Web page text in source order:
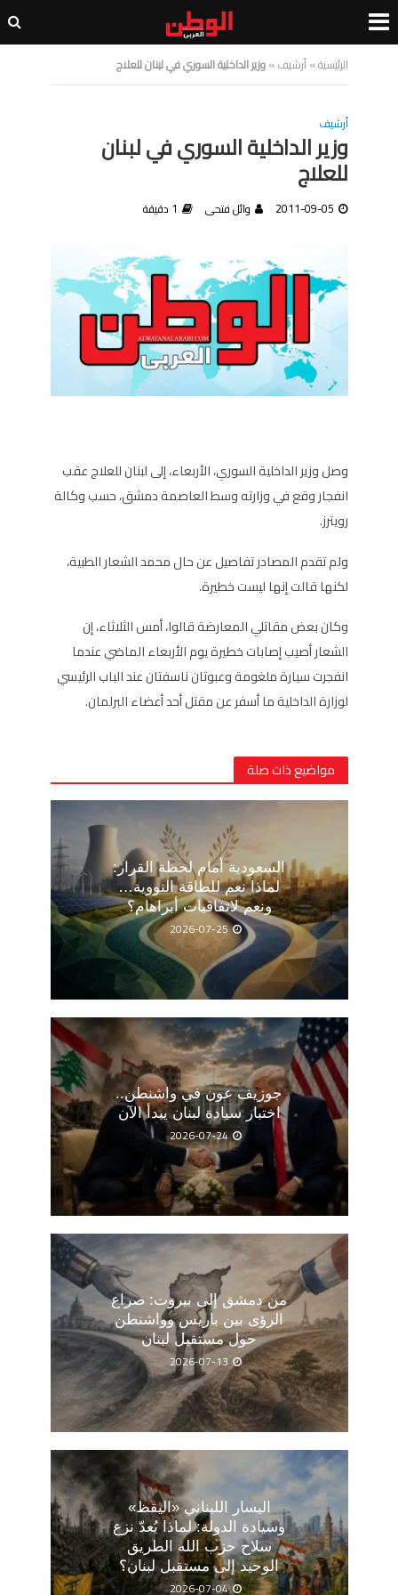
الرئيسية»أرشيف»وزير الداخلية السوري في لبنان للعلاج
أرشيف
وزير الداخلية السوري في لبنان
للعلاج
2011-09-05 وائل فتحى 1 دقيقة
وصل وزير الداخلية السوري، الأربعاء، إلى لبنان للعلاج عقب
انفجار وقع في وزارته وسط العاصمة دمشق، حسب وكالة
رويترز.
ولم تقدم المصادر تفاصيل عن حال محمد الشعار الطبية،
لكنها قالت إنها ليست خطيرة.
وكان بعض مقاتلي المعارضة قالوا، أمس الثلاثاء، إن
الشعار أصيب إصابات خطيرة يوم الأربعاء الماضي عندما
انفجرت سيارة ملغومة وعبوتان ناسفتان عند الباب الرئيسي
لوزارة الداخلية ما أسفر عن مقتل أحد أعضاء البرلمان.
مواضيع ذات صلة
السعودية أمام لحظة القرار:
لماذا نعم للطاقة النووية…
ونعم لاتفاقيات أبراهام؟
2026-07-25
جوزيف عون في واشنطن..
اختبار سيادة لبنان يبدأ الآن
2026-07-24
من دمشق إلى بيروت: صراع
الرؤى بين باريس وواشنطن
حول مستقبل لبنان
2026-07-13
اليسار اللبناني «اليقظ»
وسيادة الدولة: لماذا يُعدّ نزع
سلاح حزب الله الطريق
الوحيد إلى مستقبل لبنان؟
2026-07-04